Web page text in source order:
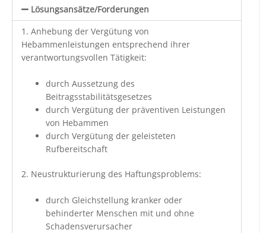
Lösungsansätze/Forderungen
1. Anhebung der Vergütung von
Hebammenleistungen entsprechend ihrer
verantwortungsvollen Tätigkeit:
durch Aussetzung des
Beitragsstabilitätsgesetzes
durch Vergütung der präventiven Leistungen
von Hebammen
durch Vergütung der geleisteten
Rufbereitschaft
2. Neustrukturierung des Haftungsproblems:
durch Gleichstellung kranker oder
behinderter Menschen mit und ohne
Schadensverursacher